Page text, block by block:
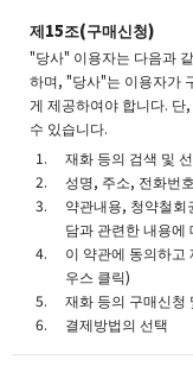
제15조(구매신청)
"당사" 이용자는 다음과
하며, "당사"는 이용자가
게 제공하여야 합니다.
수 있습니다.
재화 등의 검색 및
성명, 주소, 전화번
약관내용, 청약철회
담과 관련한 내용에
이 약관에 동의하고
우스 클릭)
재화 등의 구매신청
결제방법의 선택